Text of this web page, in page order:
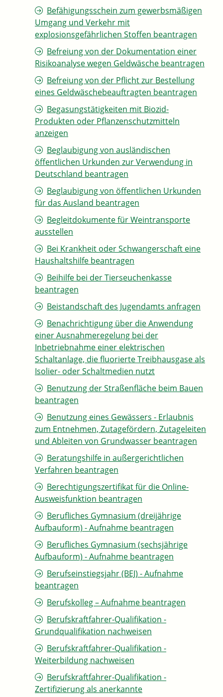
Befähigungsschein zum gewerbsmäßigen
Umgang und Verkehr mit
explosionsgefährlichen Stoffen beantragen
Befreiung von der Dokumentation einer
Risikoanalyse wegen Geldwäsche beantragen
Befreiung von der Pflicht zur Bestellung
eines Geldwäschebeauftragten beantragen
Begasungstätigkeiten mit Biozid-
Produkten oder Pflanzenschutzmitteln
anzeigen
Beglaubigung von ausländischen
öffentlichen Urkunden zur Verwendung in
Deutschland beantragen
Beglaubigung von öffentlichen Urkunden
für das Ausland beantragen
Begleitdokumente für Weintransporte
ausstellen
Bei Krankheit oder Schwangerschaft eine
Haushaltshilfe beantragen
Beihilfe bei der Tierseuchenkasse
beantragen
Beistandschaft des Jugendamts anfragen
Benachrichtigung über die Anwendung
einer Ausnahmeregelung bei der
Inbetriebnahme einer elektrischen
Schaltanlage, die fluorierte Treibhausgase als
Isolier- oder Schaltmedien nutzt
Benutzung der Straßenfläche beim Bauen
beantragen
Benutzung eines Gewässers - Erlaubnis
zum Entnehmen, Zutagefördern, Zutageleiten
und Ableiten von Grundwasser beantragen
Beratungshilfe in außergerichtlichen
Verfahren beantragen
Berechtigungszertifikat für die Online-
Ausweisfunktion beantragen
Berufliches Gymnasium (dreijährige
Aufbauform) - Aufnahme beantragen
Berufliches Gymnasium (sechsjährige
Aufbauform) - Aufnahme beantragen
Berufseinstiegsjahr (BEJ) - Aufnahme
beantragen
Berufskolleg – Aufnahme beantragen
Berufskraftfahrer-Qualifikation -
Grundqualifikation nachweisen
Berufskraftfahrer-Qualifikation -
Weiterbildung nachweisen
Berufskraftfahrer-Qualifikation -
Zertifizierung als anerkannte